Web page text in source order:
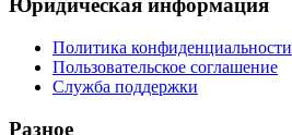
Юридическая информация
Политика конфиденциальности
Пользовательское соглашение
Служба поддержки
Разное